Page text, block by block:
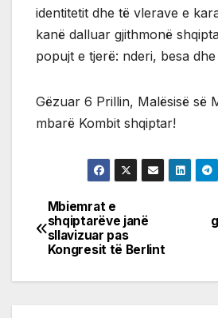
identitetit dhe të vlerave e
kanë dalluar gjithmonë
popujt e tjerë: nderi, besa
Gëzuar 6 Prillin, Malësisë së
mbarë Kombit shqiptar!
Post
navigation
Mbiemrat e
shqiptarëve janë
sllavizuar pas
Kongresit të Berlint